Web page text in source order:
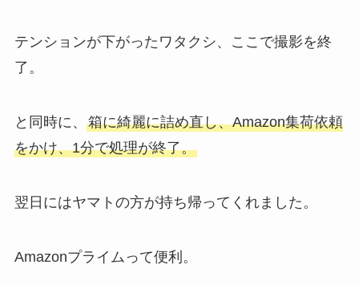
テンションが下がったワタクシ、ここで撮影を終
了。
と同時に、 箱に綺麗に詰め直し、Amazon集荷依頼
をかけ、1分で処理が終了。
翌日にはヤマトの方が持ち帰ってくれました。
Amazonプライムって便利。